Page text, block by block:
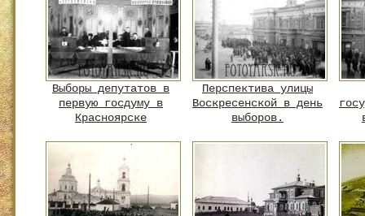
Выборы депутатов в
первую госдуму в
Красноярске
Перспектива улицы
Воскресенской в день
выборов.